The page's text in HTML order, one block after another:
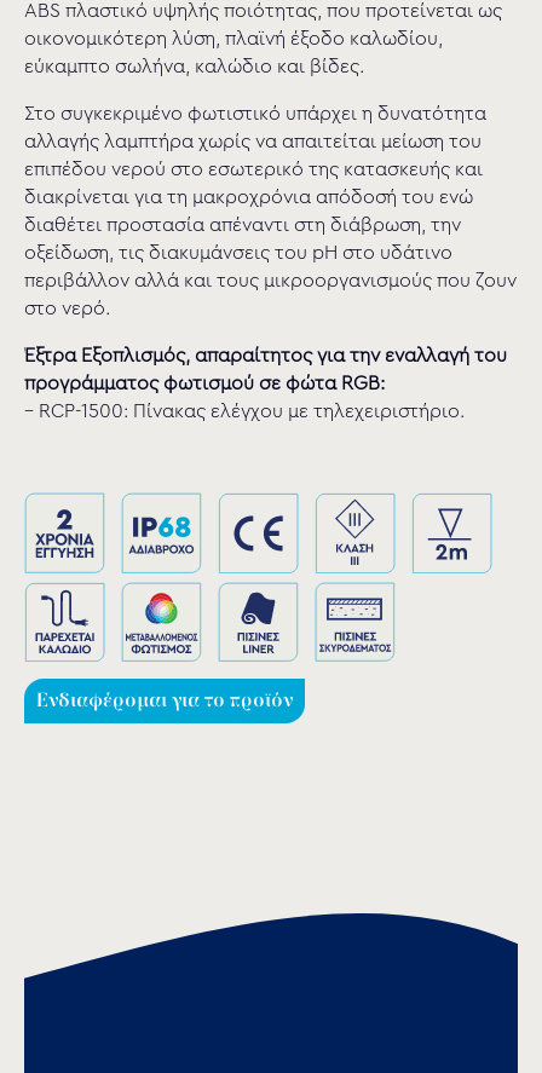
ABS πλαστικό υψηλής ποιότητας, που προτείνεται ως
οικονομικότερη λύση, πλαϊνή έξοδο καλωδίου,
εύκαμπτο σωλήνα, καλώδιο και βίδες.
Στο συγκεκριμένο φωτιστικό υπάρχει η δυνατότητα
αλλαγής λαμπτήρα χωρίς να απαιτείται μείωση του
επιπέδου νερού στο εσωτερικό της κατασκευής και
διακρίνεται για τη μακροχρόνια απόδοσή του ενώ
διαθέτει προστασία απέναντι στη διάβρωση, την
οξείδωση, τις διακυμάνσεις του pH στο υδάτινο
περιβάλλον αλλά και τους μικροοργανισμούς που ζουν
στο νερό.
Έξτρα Εξοπλισμός, απαραίτητος για την εναλλαγή του
προγράμματος φωτισμού σε φώτα RGB:
– RCP-1500: Πίνακας ελέγχου με τηλεχειριστήριο.
Ενδιαφέρομαι για το προϊόν